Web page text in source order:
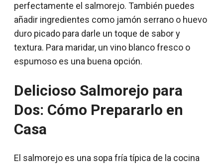
perfectamente el salmorejo. También puedes
añadir ingredientes como jamón serrano o huevo
duro picado para darle un toque de sabor y
textura. Para maridar, un vino blanco fresco o
espumoso es una buena opción.
Delicioso Salmorejo para
Dos: Cómo Prepararlo en
Casa
El salmorejo es una sopa fría típica de la cocina